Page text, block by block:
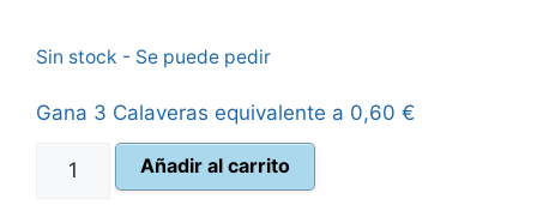
original
era:
35,00 €.
es:
Sin stock - Se puede pedir
Gana 3 Calaveras equivalente a 0,60 €
Añadir al carrito